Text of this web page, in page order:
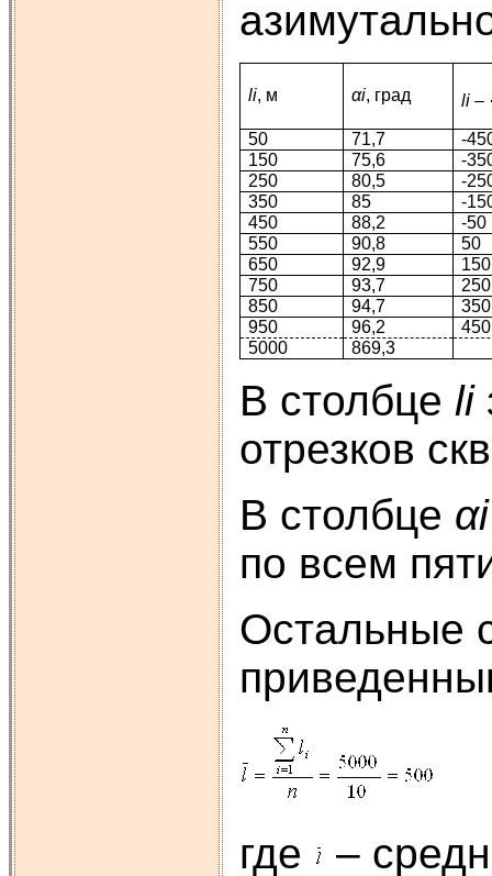
li, м αi, град li –
50 71,7
-
150
75,6
-
250
80,5
-
350
85
-
450
88,2
-50
550
90,8
50
650
92,9
150
750
93,7
250
850
94,7
350
950
96,2
450
5000
869,3
В столбце li
отрезков
В столбце αi
по всем
Остальные
где
–